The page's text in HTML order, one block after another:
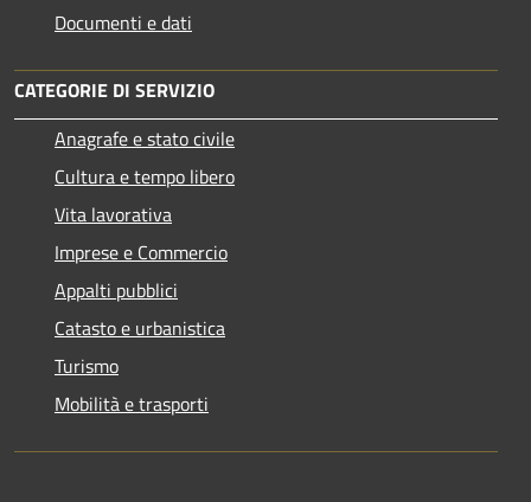
Documenti e dati
CATEGORIE DI SERVIZIO
Anagrafe e stato civile
Cultura e tempo libero
Vita lavorativa
Imprese e Commercio
Appalti pubblici
Catasto e urbanistica
Turismo
Mobilità e trasporti